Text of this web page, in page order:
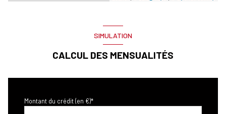
SIMULATION
CALCUL DES MENSUALITÉS
Montant du crédit (en €)*